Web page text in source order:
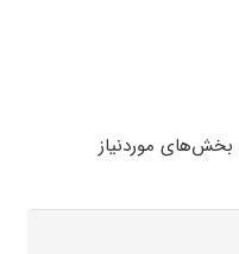
بخش‌های موردنیاز